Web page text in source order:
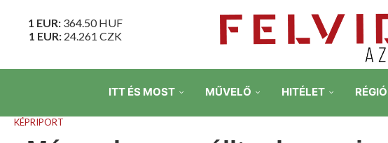
1 EUR: 364.50HUF
1 EUR: 24.261 CZK
ITT ÉS MOST MŰVELŐ HITÉLET RÉGIÓ
KÉPRIPORT